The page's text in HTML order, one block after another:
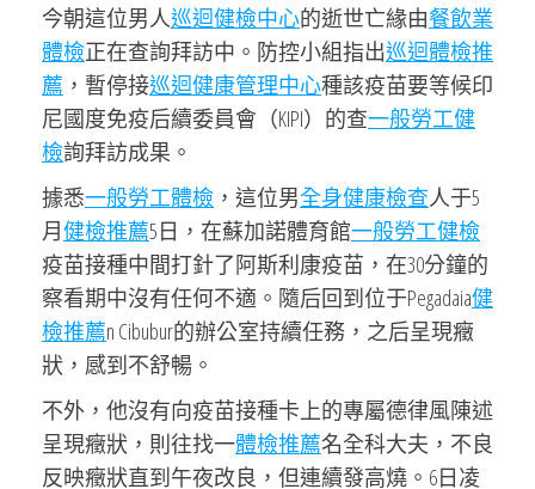
今朝這位男人巡迴健檢中心的逝世亡緣由餐飲業
體檢正在查詢拜訪中。防控小組指出巡迴體檢推
薦 ，暫停接巡迴健康管理中心種該疫苗要等候印
尼國度免疫后續委員會（KIPI）的查一般勞工健
檢詢拜訪成果。
據悉一般勞工體檢 ，這位男全身健康檢查人于5
月健檢推薦5日，在蘇加諾體育館一般勞工健檢
疫苗接種中間打針了阿斯利康疫苗，在30分鐘的
察看期中沒有任何不適。隨后回到位于Pegadaia健
檢推薦n Cibubur的辦公室持續任務，之后呈現癥
狀，感到不舒暢。
不外，他沒有向疫苗接種卡上的專屬德律風陳述
呈現癥狀，則往找一體檢推薦名全科大夫，不良
反映癥狀直到午夜改良，但連續發高燒。6日凌